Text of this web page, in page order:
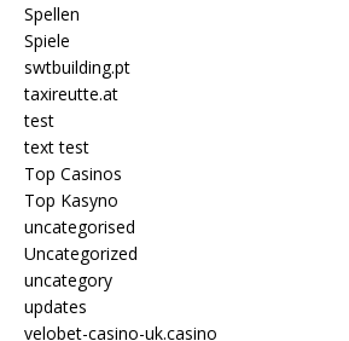
Spellen
Spiele
swtbuilding.pt
taxireutte.at
test
text test
Top Casinos
Top Kasyno
uncategorised
Uncategorized
uncategory
updates
velobet-casino-uk.casino